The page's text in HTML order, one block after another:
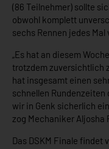
(86 Teilnehmer) sollte
obwohl komplett
sechs Rennen jedes Mal
„Es hat an diesem
trotzdem zuversichtlich
hat insgesamt einen
schnellen
wir in Genk sicherlich
zog Mechaniker Aljosha
Das DSKM Finale findet